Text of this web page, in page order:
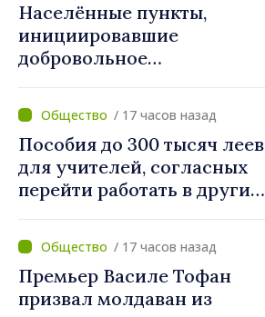
Населённые пункты,
инициировавшие
добровольное
завершить необходимые
процедуры в течение
августа
/ 17 часов назад
Пособия до 300 тысяч леев
для учителей, согласных
перейти работать в другие
реорганизации
учреждений/ 17 часов назад
Премьер Василе Тофан
призвал молдаван из